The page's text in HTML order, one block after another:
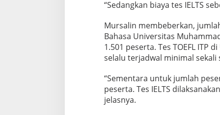
“Sedangkan biaya tes IELTS
Mursalin membeberkan,
Bahasa Universitas
1.501 peserta. Tes TOEFL ITP
selalu terjadwal minimal sekali
“Sementara untuk jumlah
peserta. Tes IELTS
jelasnya.